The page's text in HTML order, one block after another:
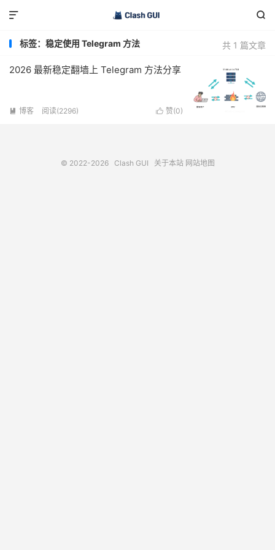


共 1 篇文章
标签：稳定使用 Telegram 方法
2026 最新稳定翻墙上 Telegram 方法分享
 赞(0)
 博客 阅读(2296)
© 2022-2026 Clash GUI 关于本站 网站地图